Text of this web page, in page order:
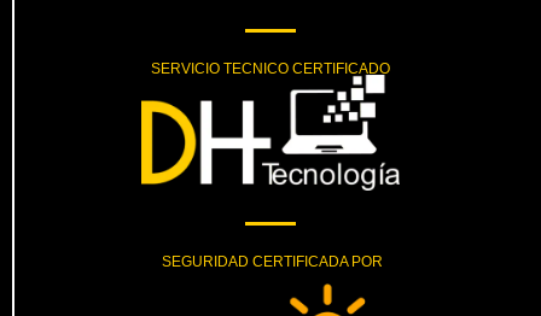
SERVICIO TECNICO CERTIFICADO
SEGURIDAD CERTIFICADA POR